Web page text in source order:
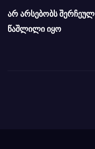
არ არსებობს
წაშლილი იყო